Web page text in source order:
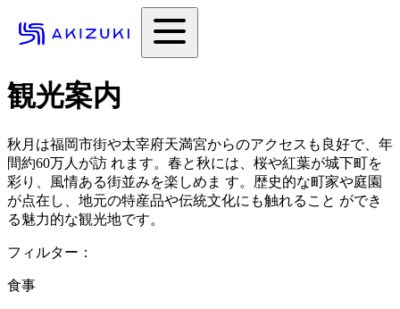
観光案内
秋月は福岡市街や太宰府天満宮からのアクセスも良好で、年
間約60万人が訪 れます。春と秋には、桜や紅葉が城下町を
彩り、風情ある街並みを楽しめま す。歴史的な町家や庭園
が点在し、地元の特産品や伝統文化にも触れること ができ
る魅力的な観光地です。
フィルター：
食事